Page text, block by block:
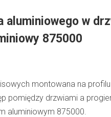
aluminiowego w
875000
montowana na profilu
pomiędzy drzwiami a
aluminiowym 875000.